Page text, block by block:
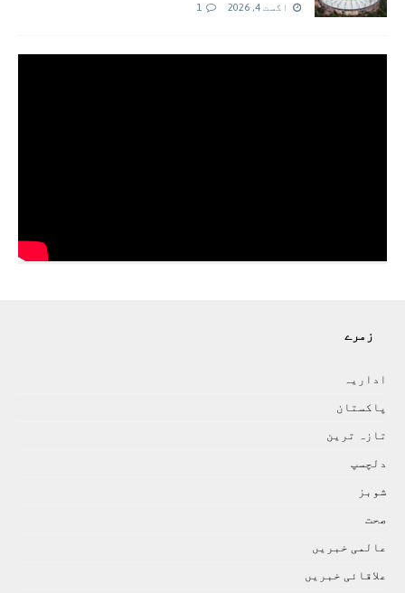
اگست 4, 2026 1
زمرے
اداريہ
پاکستان
تازہ ترين
دلچسپ
شوبز
صحت
عالمی خبريں
علاقائی خبريں